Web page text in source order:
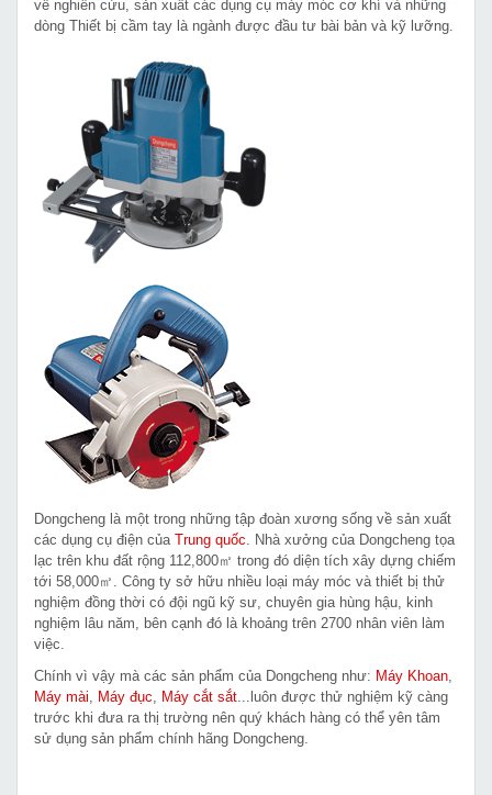
về nghiên cứu, sản xuất các dụng cụ máy móc cơ khí và những
dòng Thiết bị cầm tay là ngành được đầu tư bài bản và kỹ lưỡng.
Dongcheng là một trong những tập đoàn xương sống về sản xuất
các dụng cụ điện của Trung quốc . Nhà xưởng của Dongcheng tọa
lạc trên khu đất rộng 112,800㎡ trong đó diện tích xây dựng chiếm
tới 58,000㎡. Công ty sở hữu nhiều loại máy móc và thiết bị thử
nghiệm đồng thời có đội ngũ kỹ sư, chuyên gia hùng hậu, kinh
nghiệm lâu năm, bên cạnh đó là khoảng trên 2700 nhân viên làm
việc.
Chính vì vậy mà các sản phẩm của Dongcheng như: Máy Khoan
Máy mài
Máy đục Máy cắt sắt ...luôn được thử nghiệm kỹ càng
trước khi đưa ra thị trường nên quý khách hàng có thể yên tâm
sử dụng sản phẩm chính hãng Dongcheng.